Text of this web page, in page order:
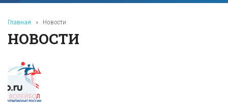
Главная » Новости
НОВОСТИ